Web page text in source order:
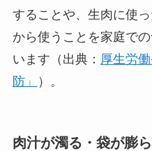
することや、生肉に使
から使うことを家庭で
います（出典： 厚生労
防」
）。
肉汁が濁る・袋が膨